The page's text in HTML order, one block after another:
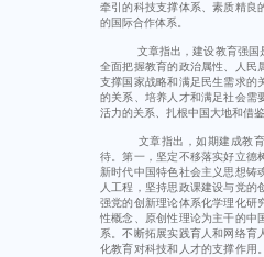
牵引的科技支撑体系、素质精良
的国际合作体系。
文章指出，建设教育强国
全面把握教育的政治属性、人民
支撑国家战略和满足民生需求的
的关系、培养人才和满足社会需
活力的关系、扎根中国大地和借
文章指出，如期建成教
待。第一，坚定不移落实好立德
新时代中国特色社会主义思想铸
人工程，坚持思政课建设与党的
强党的创新理论体系化学理化研
性概念、原创性理论为主干的中
系。不断拓展实践育人和网络育
化教育对科技和人才的支撑作用